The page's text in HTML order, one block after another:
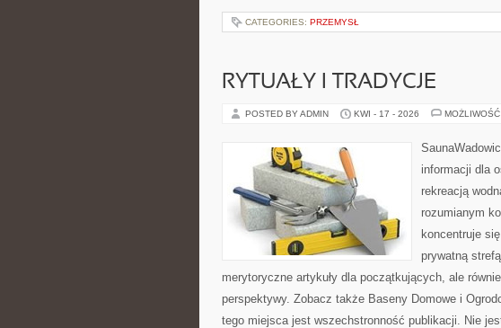
CATEGORIES: PRZEMYSŁ
RYTUAŁY I TRADYCJE
POSTED BY ADMIN KWI - 17 - 2026
informacji dla
rekreacją
rozumianym
koncentruje
prywatną
merytoryczne artykuły dla początkujących, ale
perspektywy. Zobacz także Baseny Domowe i
tego miejsca jest wszechstronność publikacji. Nie